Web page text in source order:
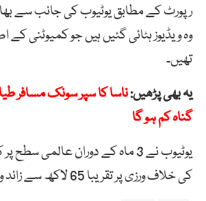
رپورٹ کے مطابق یوٹیوب کی جانب سے
وہ ویڈیوز ہٹائی گئیں ہیں جو کمیوٹنی
تھیں۔
یہ بھی پڑھیں:
گناہ کم ہو گا
یوٹیوب نے 3 ماہ کے دوران عالمی
کی خلاف ورزی پر تقریبا 65 لاکھ سے زائد ویڈیوز کو ہٹایا۔